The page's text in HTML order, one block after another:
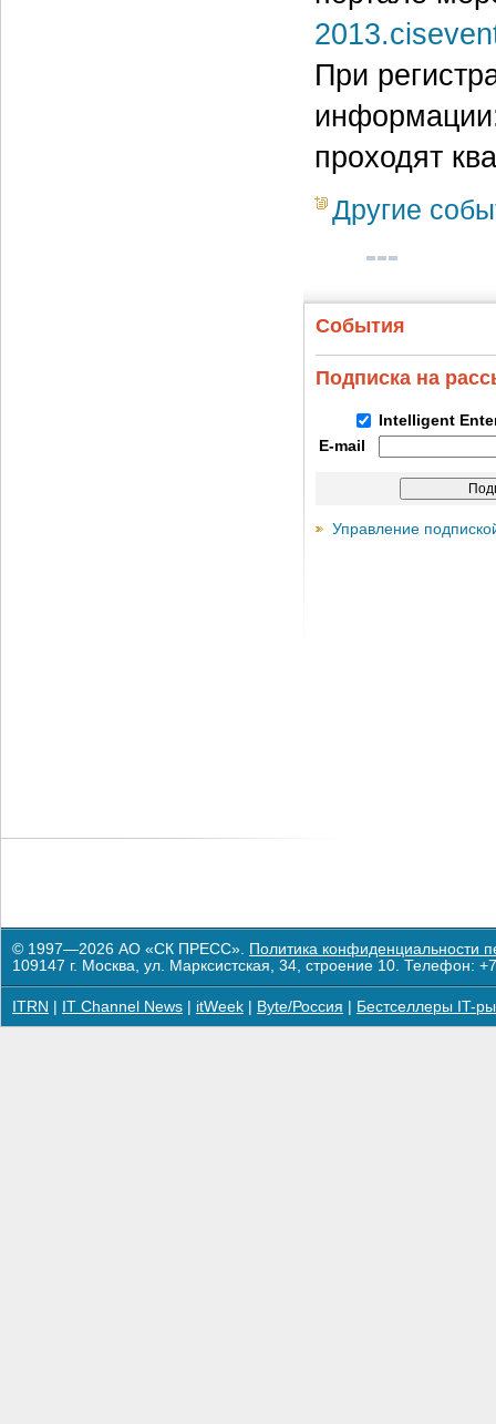
При
проходят
Другие
События
Подписка на
Intelligent
E-mail
Управление
© 1997—2026 АО «СК ПРЕСС». Политика конфиденциальности
109147 г. Москва, ул. Марксистская, 34, строение 10. Телефон:
ITRN IT Channel News itWeek Byte/Россия Бестселлеры IT-